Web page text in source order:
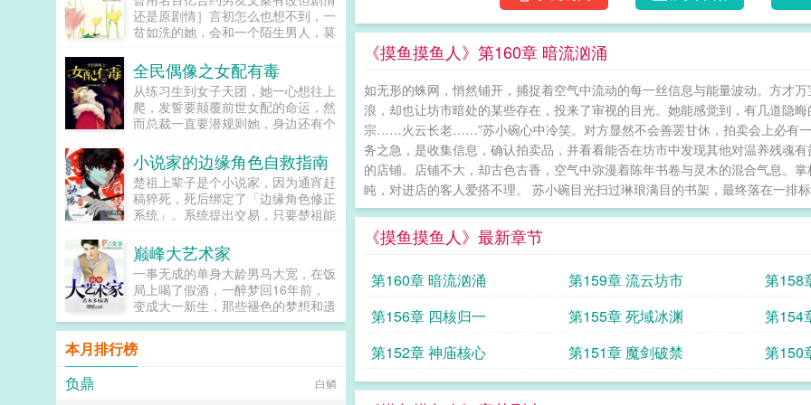
《摸鱼摸鱼人》第160章 暗流汹涌
如无形的蛛网，悄然铺开，捕捉着空气中流动的每一丝信息与能量波动。方才
浪，却也让坊市暗处的某些存在，投来了审视的目光。她能感觉到，有几道隐
宗……火云长老……”苏小碗心中冷笑。对方显然不会善罢甘休，拍卖会上必有
务之急，是收集信息，确认拍卖品，并看看能否在坊市中发现其他对温养残魂
的店铺。店铺不大，却古色古香，空气中弥漫着陈年书卷与灵木的混合气息。
盹，对进店的客人爱搭不理。 苏小碗目光扫过琳琅满目的书架，最终落在一排
《摸鱼摸鱼人》最新章节
第160章 暗流汹涌 第159章 流云坊市
第158
第156章 四核归一
第155章 死域冰渊
第154
第152章 神庙核心
第151章 魔剑破禁 第150
在一个寒冷的夜。青雀死不瞑目。她
想问一问她的小姐，她从小相伴，一
目，为什么这样待她？为什么这样待
她的孩子们？重来一回，她已经是姑
爷的侍妾，肚里才怀上女儿。上一世
醉眼看她目不转睛的楚王，此生依旧
紧盯着她。摸着还未隆起的小腹，她
宠溺，于及冠年放他归去。哪知三个
月后，他竟扫平障碍，弑父即位。自
此后狼子野心，昭然若揭三载风云变
归化为一，却将精兵对准燕国。强破
宫门之日，未杀一名俘虏，未夺半只
鸡犬。燕王端坐，临视睥睨，不怒而
自威。二人对上视线，促狭中带着几
微眯，仍循着旧日称呼，质问声凛
冽，吾儿，如今可要杀了寡人？秦诏
俯身，骤然折膝跪了下去往日隐忍换
作桀骜，锋锐眉眼经年淬炼，越发显
得狠厉，但唇角柔情却化作了一抹
冠霞帔，金银珠玉贯满箱，另有玺印
一枚，权作信礼。儿臣秦诏笑的璀
璨，忽又改了口，朕，是来迎娶您回
家的。前期日常卖惨求宠博取父王怜
爱的质子攻x每天外冷内热宠溺带娃
的后爹受后期装乖假寐豺狼帝王攻x
高冷美强囚凤帝王受食用注意■时代
架春秋平行时期，称呼及势力地图有
私设。双方无任何亲缘关系，质子到
还是原剧情］言初怎么也想不到，一
贫如洗的她，会和一个陌生男人，莫
富交换。说白了就是他的钱进了她账
户，她的钱进了他账户还转！不！
回！去！好消息对方是陆洺执，陆氏
集团太子爷，多金，年轻，人还帅。
坏消息这人脾气差，控制欲强，还打
全民偶像之女配有毒
从练习生到女子天团，她一心想往上
爬，发誓要颠覆前世女配的命运，然
而总裁一直要潜规则她，身边还有个
小说家的边缘角色自救指南
楚祖上辈子是个小说家，因为通宵赶
稿猝死，死后绑定了「边缘角色修正
系统」。系统提出交易，只要楚祖能
色，他就能重获新生。楚祖改人设是
吧？老擅长了！第一本读者A你可以
让反派降智，但你最好不要做梦觉得
读者也会降智，很难懂吗？还是读者
A靠靠靠！早说是大佬的局中局中局
啊！！祖爹！对不起！是我说话太大
声了！！第二本读者B狗塑适可而
止，就算你重复强调五百次他是可爱
狗狗，但我只看到了一只舔狗，还是
不会汪汪叫的那种。还是读者B起猛
巅峰大艺术家
一事无成的单身大龄男马大宽，在饭
局上喝了假酒，一醉梦回16年前，
变成大一新生，那些褪色的梦想和遗
憾，终于有了大展拳脚的机会。当画
家，做导演，收藏古玩字画，...
本月排行榜
负鼎
白鳞